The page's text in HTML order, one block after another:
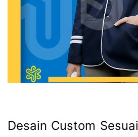
Desain Custom